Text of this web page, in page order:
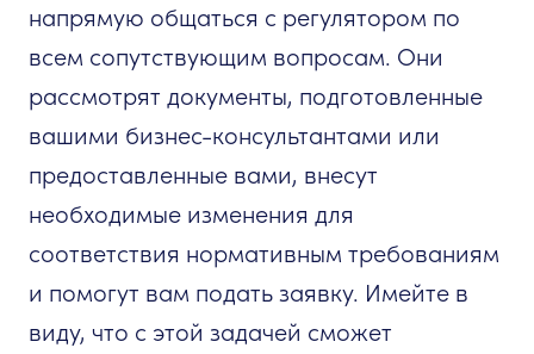
напрямую общаться с регулятором по
всем сопутствующим вопросам. Они
рассмотрят документы, подготовленные
вашими бизнес-консультантами или
предоставленные вами, внесут
необходимые изменения для
соответствия нормативным требованиям
и помогут вам подать заявку. Имейте в
виду, что с этой задачей сможет